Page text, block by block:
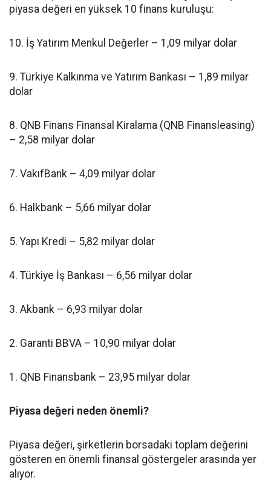
piyasa değeri en yüksek 10 finans kuruluşu:
10. İş Yatırım Menkul Değerler – 1,09 milyar dolar
9. Türkiye Kalkınma ve Yatırım Bankası – 1,89 milyar
dolar
8. QNB Finans Finansal Kiralama (QNB Finansleasing)
– 2,58 milyar dolar
7. VakıfBank – 4,09 milyar dolar
6. Halkbank – 5,66 milyar dolar
5. Yapı Kredi – 5,82 milyar dolar
4. Türkiye İş Bankası – 6,56 milyar dolar
3. Akbank – 6,93 milyar dolar
2. Garanti BBVA – 10,90 milyar dolar
1. QNB Finansbank – 23,95 milyar dolar
Piyasa değeri neden önemli?
Piyasa değeri, şirketlerin borsadaki toplam değerini
gösteren en önemli finansal göstergeler arasında yer
alıyor.